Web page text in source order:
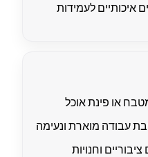
איכותיים לעמידות
או פינת אוכל
עבודה מוארת ונעימה
וחנויות